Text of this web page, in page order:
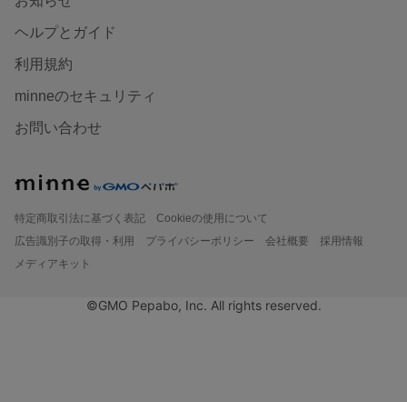
ヘルプとガイド
利用規約
minneのセキュリティ
お問い合わせ
特定商取引法に基づく表記
Cookieの使用について
広告識別子の取得・利用
プライバシーポリシー 会社概要
採用情報
メディアキット
©GMO Pepabo, Inc. All rights reserved.